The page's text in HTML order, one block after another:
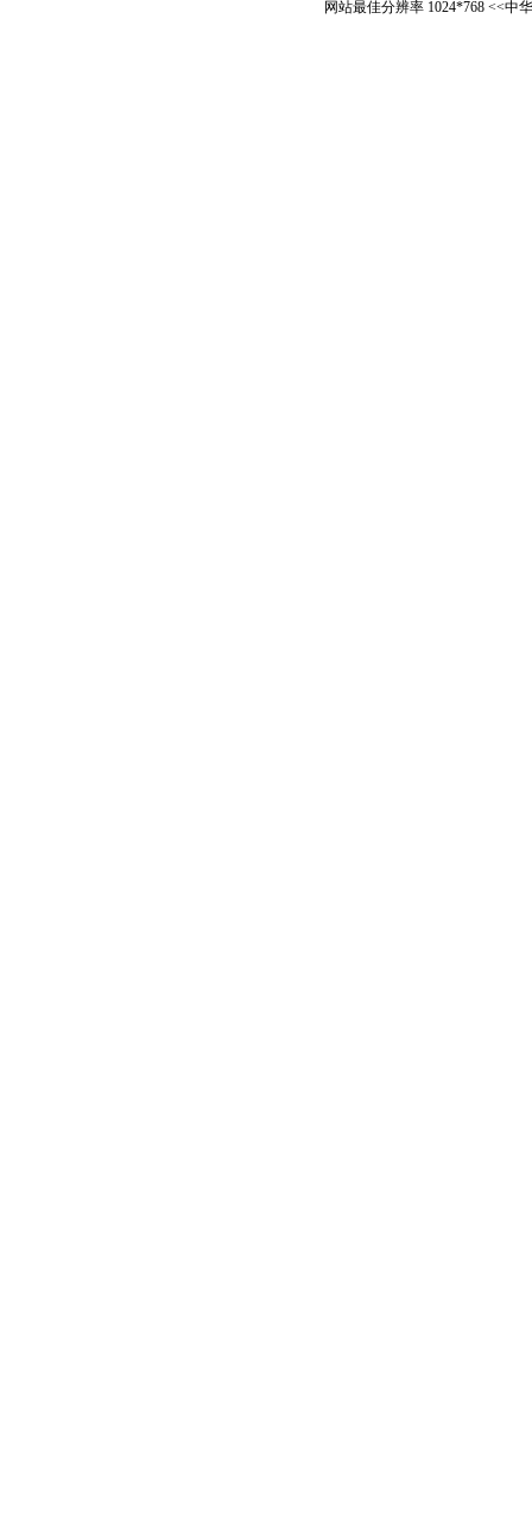
网站最佳分辨率 1024*768 <<中